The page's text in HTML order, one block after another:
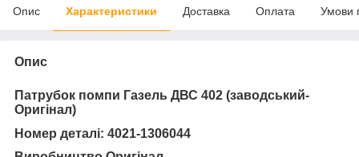
Опис Характеристики Доставка Оплата Умови
Опис
Патрубок помпи Газель ДВС 402 (заводський-
Оригінал)
Номер деталі: 4021-1306044